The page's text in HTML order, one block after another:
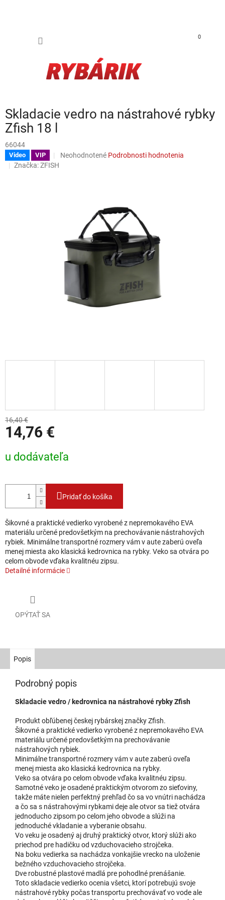
0
Skladacie vedro na nástrahové rybky
Zfish 18 l
66044
Video VIP Priemerné hodnotenie produktu je 0,0 z 5 hviezdičiek.
Neohodnotené Podrobnosti hodnotenia
Značka:ZFISH
16,40 €
14,76 €
u dodávateľa
Pridať do košíka
Šikovné a praktické vedierko vyrobené z nepremokavého EVA
materiálu určené predovšetkým na prechovávanie nástrahových
rybiek. Minimálne transportné rozmery vám v aute zaberú oveľa
menej miesta ako klasická kedrovnica na rybky. Veko sa otvára po
celom obvode vďaka kvalitnéu zipsu.
Detailné informácie
OPÝTAŤ SA
Popis
Podrobný popis
Skladacie vedro / kedrovnica na nástrahové rybky Zfish
Produkt obľúbenej českej rybárskej značky Zfish.
Šikovné a praktické vedierko vyrobené z nepremokavého EVA
materiálu určené predovšetkým na prechovávanie
nástrahových rybiek.
Minimálne transportné rozmery vám v aute zaberú oveľa
menej miesta ako klasická kedrovnica na rybky.
Veko sa otvára po celom obvode vďaka kvalitnéu zipsu.
Samotné veko je osadené praktickým otvorom zo sieťoviny,
takže máte nielen perfektný prehľad čo sa vo vnútri nachádza
a čo sa s nástrahovými rybkami deje ale otvor sa tiež otvára
jednoducho zipsom po celom jeho obvode a slúži na
jednoduché vkladanie a vyberanie obsahu.
Vo veku je osadený aj druhý praktický otvor, ktorý slúži ako
priechod pre hadičku od vzduchovacieho strojčeka.
Na boku vedierka sa nachádza vonkajšie vrecko na uloženie
bežného vzduchovacieho strojčeka.
Dve robustné plastové madlá pre pohodlné prenášanie.
Toto skladacie vedierko ocenia všetci, ktorí potrebujú svoje
nástrahové rybky počas transportu prechovávať vo vode ale